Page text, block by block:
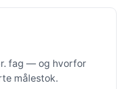
fag — og hvorfor
målestok.